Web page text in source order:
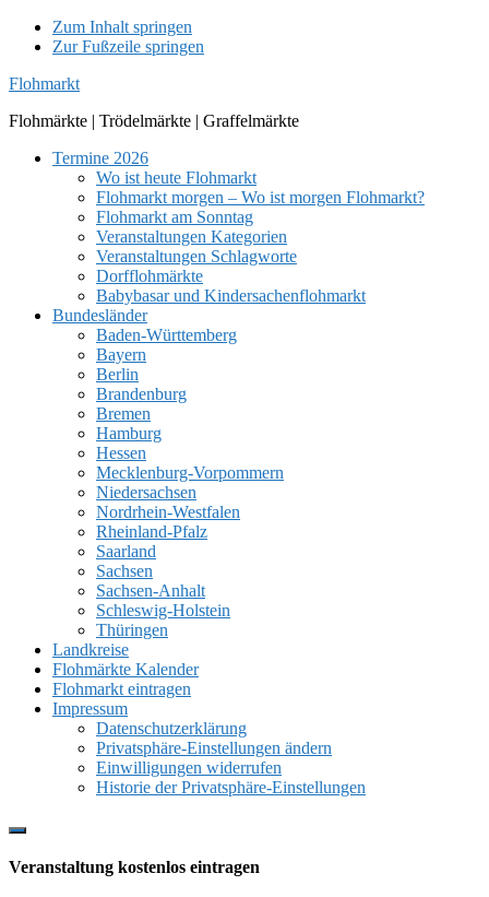
Zum Inhalt springen
Zur Fußzeile springen
Flohmarkt
Flohmärkte | Trödelmärkte | Graffelmärkte
Termine 2026
Wo ist heute Flohmarkt
Flohmarkt morgen – Wo ist morgen Flohmarkt?
Flohmarkt am Sonntag
Veranstaltungen Kategorien
Veranstaltungen Schlagworte
Dorfflohmärkte
Babybasar und Kindersachenflohmarkt
Bundesländer
Baden-Württemberg
Bayern
Berlin
Brandenburg
Bremen
Hamburg
Hessen
Mecklenburg-Vorpommern
Niedersachsen
Nordrhein-Westfalen
Rheinland-Pfalz
Saarland
Sachsen
Sachsen-Anhalt
Schleswig-Holstein
Thüringen
Landkreise
Flohmärkte Kalender
Flohmarkt eintragen
Impressum
Datenschutzerklärung
Privatsphäre-Einstellungen ändern
Einwilligungen widerrufen
Historie der Privatsphäre-Einstellungen
Show
Content
Veranstaltung kostenlos eintragen